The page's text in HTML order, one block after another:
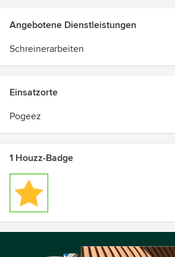
Angebotene Dienstleistungen
Schreinerarbeiten
Einsatzorte
Pogeez
1 Houzz-Badge